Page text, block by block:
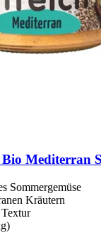
Bio Mediterran
Sommergemüse
Kräutern
Textur